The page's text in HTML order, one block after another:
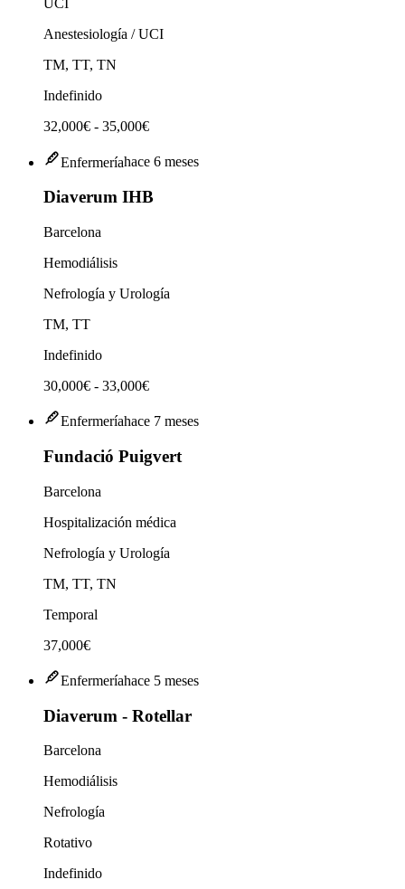
UCI
Anestesiología / UCI
TM, TT, TN
Indefinido
32,000€ - 35,000€
Enfermeríahace 6 meses
Diaverum IHB
Barcelona
Hemodiálisis
Nefrología y Urología
TM, TT
Indefinido
30,000€ - 33,000€
Enfermeríahace 7 meses
Fundació Puigvert
Barcelona
Hospitalización médica
Nefrología y Urología
TM, TT, TN
Temporal
37,000€
Enfermeríahace 5 meses
Diaverum - Rotellar
Barcelona
Hemodiálisis
Nefrología
Rotativo
Indefinido